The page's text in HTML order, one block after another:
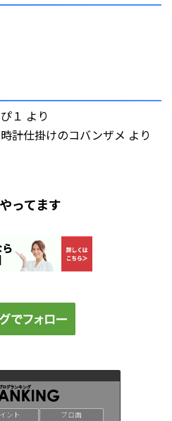
ぴ１ より
時計仕掛けのコバンザメ より
ってます
ント ブロ画